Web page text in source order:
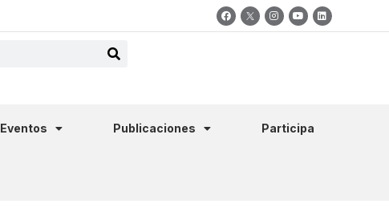
Eventos Publicaciones
Participa